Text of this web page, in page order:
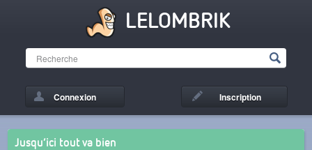
LELOMBRIK
Connexion Inscription
Jusqu’ici tout va bien